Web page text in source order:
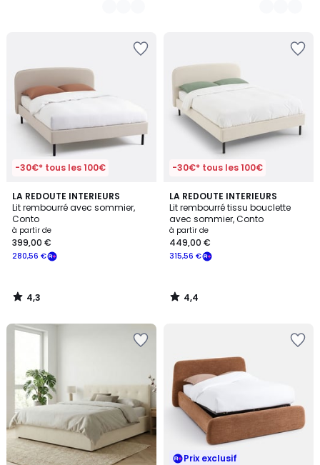
-30€* tous les 100€
LA REDOUTE INTERIEURS
Lit rembourré avec sommier,
Conto
à partir de
280,56 €
399,00 €
4,3
/ 5
4,3
/
-30€* tous les 100€
LA REDOUTE INTERIEURS
Lit rembourré tissu bouclette
avec sommier, Conto
à partir de
315,56 €
449,00 €
4,4
/ 5
4,4
/
Prix exclusif